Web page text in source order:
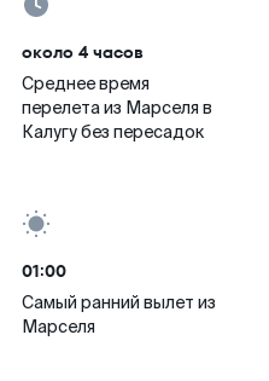
около 4 часов
Среднее время
перелета из Марселя в
Калугу без пересадок
01:00
Самый ранний вылет из
Марселя